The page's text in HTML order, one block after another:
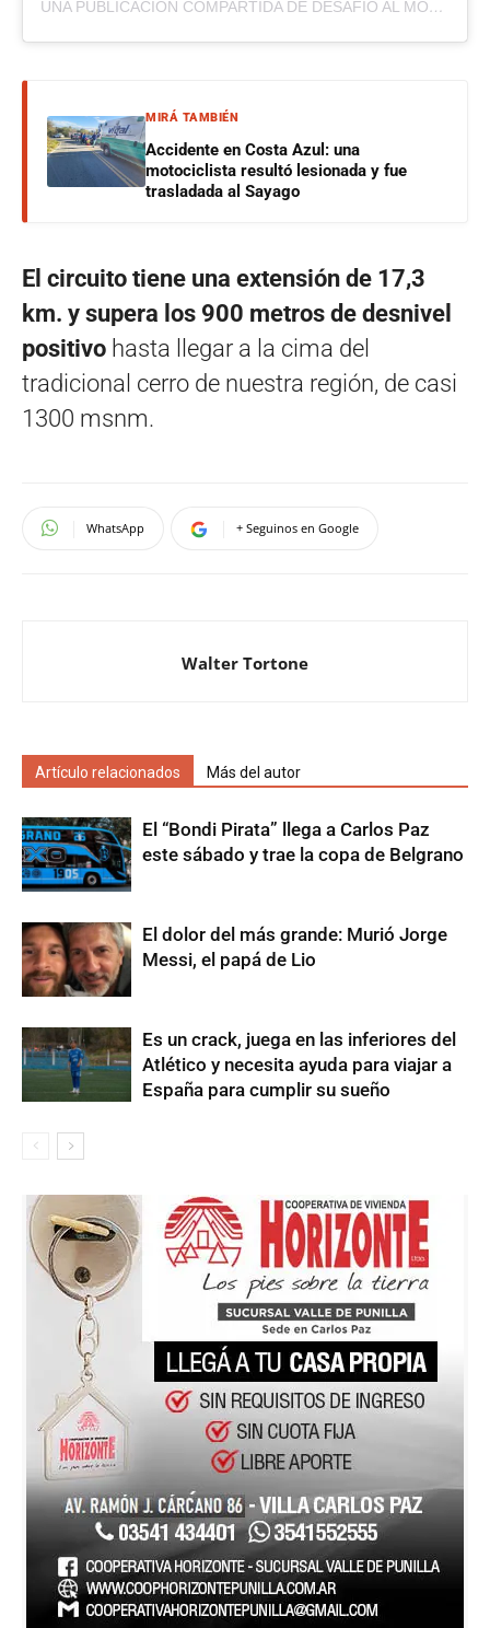
UNA PUBLICACIÓN COMPARTIDA DE DESAFÍO AL MOJÓN ® 2023 8VA EDICIÓN (@DESAFIOALMOJON)
MIRÁ TAMBIÉN
Accidente en Costa Azul: una
motociclista resultó lesionada y fue
trasladada al Sayago
El circuito tiene una extensión de 17,3
km. y supera los 900 metros de desnivel
positivo hasta llegar a la cima del
tradicional cerro de nuestra región, de casi
1300 msnm.
WhatsApp + Seguinos en Google
Walter Tortone
Artículo relacionados Más del autor
El “Bondi Pirata” llega a Carlos Paz
este sábado y trae la copa de Belgrano
El dolor del más grande: Murió Jorge
Messi, el papá de Lio
Es un crack, juega en las inferiores del
Atlético y necesita ayuda para viajar a
España para cumplir su sueño